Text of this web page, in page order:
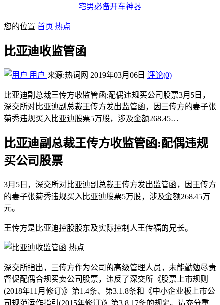
宅男必备开车神器
您的位置 首页 热点
比亚迪收监管函
用户 来源:热词网 2019年03月06日 评论(0)
比亚迪副总裁王传方收监管函:配偶违规买公司股票3月5日，
深交所对比亚迪副总裁王传方发出监管函，因王传方的妻子张
菊秀违规买入比亚迪股票5万股，涉及金额268.45…
比亚迪副总裁王传方收监管函:配偶违规
买公司股票
3月5日，深交所对比亚迪副总裁王传方发出监管函，因王传方
的妻子张菊秀违规买入比亚迪股票5万股，涉及金额268.45万
元。
王传方是比亚迪控股股东及实际控制人王传福的兄长。
深交所指出，王传方作为公司的高级管理人员，未能勤勉尽责
督促配偶合规买卖公司股票，违反了深交所《股票上市规则
(2018年11月修订)》第1.4条、第3.1.8条和《中小企业板上市公
司规范运作指引(2015年修订)》第3.8.17条的规定。请充分重